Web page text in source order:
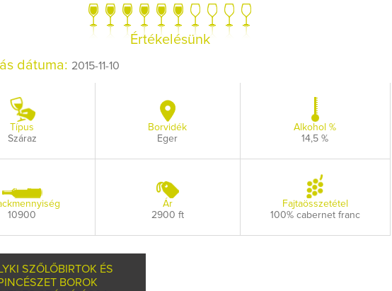
Értékelésünk
dátuma: 2015-11-10
Típus
Száraz
Borvidék
Eger
Alkohol %
14,5 %
10900
Ár
2900 ft
Fajtaösszetétel
100% cabernet franc
SZŐLŐBIRTOK ÉS
BOROK